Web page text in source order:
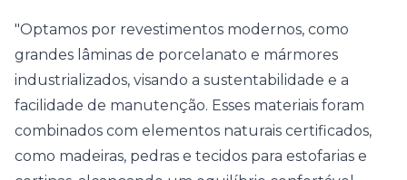
"Optamos por revestimentos modernos, como
grandes lâminas de porcelanato e mármores
industrializados, visando a sustentabilidade e a
facilidade de manutenção. Esses materiais foram
combinados com elementos naturais certificados,
como madeiras, pedras e tecidos para estofarias e